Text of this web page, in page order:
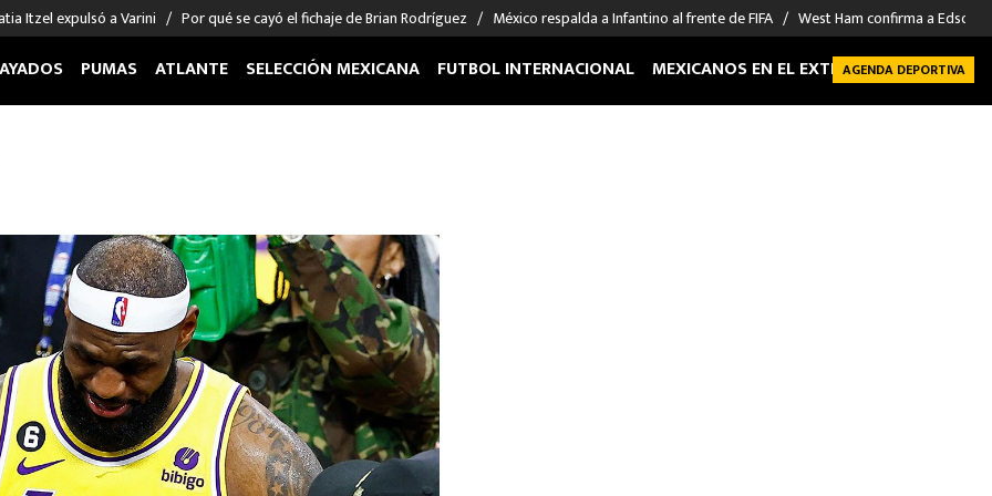
Itzel expulsó a Varini Por qué se cayó el fichaje de Brian Rodríguez México respalda a Infantino al frente de FIFA West Ham confirma a Edson
Giménez
Sergio Ramos
Giorgos Giakoumakis
André Jardine
Boxeo
Béisbol
NFL
NBA
Más deportes
PUMAS ATLANTE SELECCIÓN MEXICANA FUTBOL INTERNACIONAL MEXICANOS EN EL EXTRANJERO FUTBOL
AGENDA DEPORTIVA